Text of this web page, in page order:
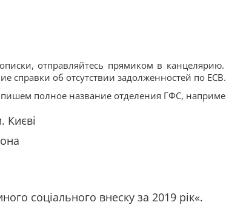
отправляйтесь прямиком в
справки об отсутствии задолженностей по ЕСВ.
полное название отделения ГФС,
Києві
соціального внеску за 2019 рік«.